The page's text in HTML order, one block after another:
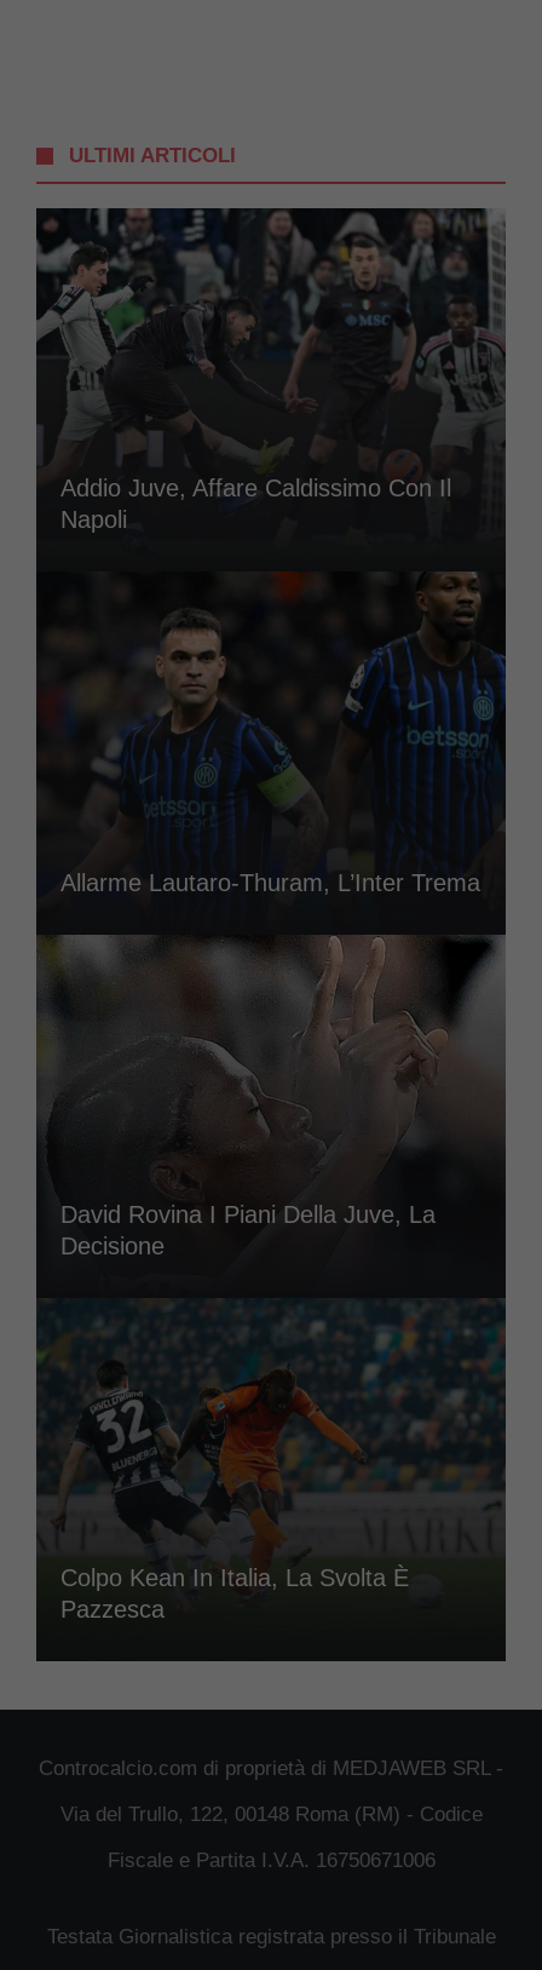
ULTIMI ARTICOLI
Addio Juve, Affare Caldissimo Con Il
Napoli
Allarme Lautaro-Thuram, L’Inter Trema
David Rovina I Piani Della Juve, La
Decisione
Colpo Kean In Italia, La Svolta È
Pazzesca
Controcalcio.com di proprietà di MEDJAWEB SRL -
Via del Trullo, 122, 00148 Roma (RM) - Codice
Fiscale e Partita I.V.A. 16750671006
Testata Giornalistica registrata presso il Tribunale